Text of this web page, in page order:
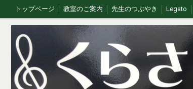
トップページ 教室のご案内 先生のつぶやき Legato